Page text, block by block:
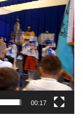
00:17